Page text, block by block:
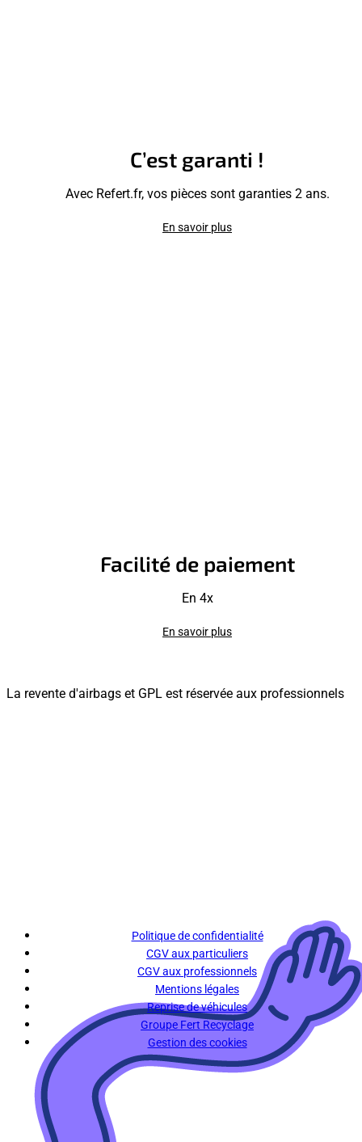
C’est garanti !
Avec Refert.fr, vos pièces sont garanties 2 ans.
En savoir plus
Facilité de paiement
En 4x
En savoir plus
La revente d'airbags et GPL est réservée aux professionnels
Politique de confidentialité
CGV aux particuliers
CGV aux professionnels
Mentions légales
Reprise de véhicules
Groupe Fert Recyclage
Gestion des cookies